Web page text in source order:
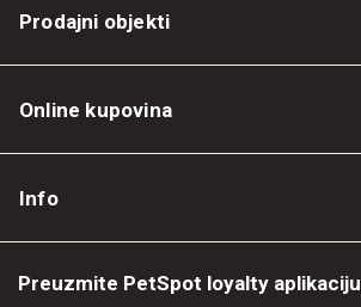
Prodajni objekti
Online kupovina
Info
Preuzmite PetSpot loyalty aplikaciju